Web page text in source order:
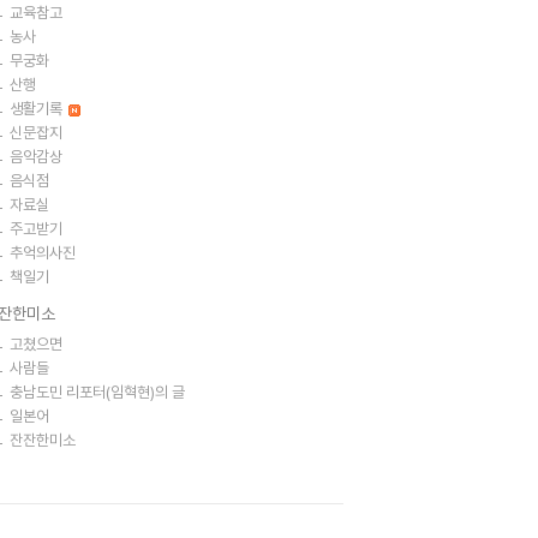
교육참고
농사
무궁화
산행
생활기록
신문잡지
음악감상
음식점
자료실
주고받기
추억의사진
책일기
한미소
고쳤으면
사람들
충남도민 리포터(임혁현)의 글
일본어
잔잔한미소